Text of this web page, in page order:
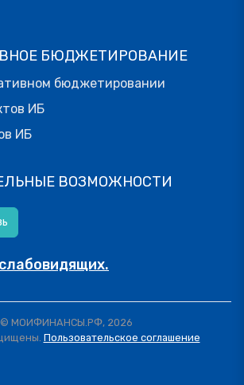
БЮДЖЕТИРОВАНИЕ
бюджетировании
ИБ
ИБ
ВОЗМОЖНОСТИ
© МОИФИНАНСЫ.РФ, 2026
Пользовательское соглашение